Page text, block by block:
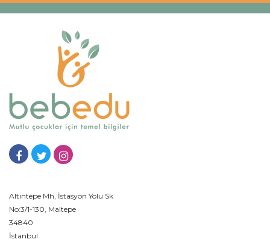
Altıntepe Mh, İstasyon Yolu Sk
No:3/1-130, Maltepe
34840
İstanbul